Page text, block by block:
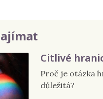
Citlivé
Proč je otázka
důležitá?